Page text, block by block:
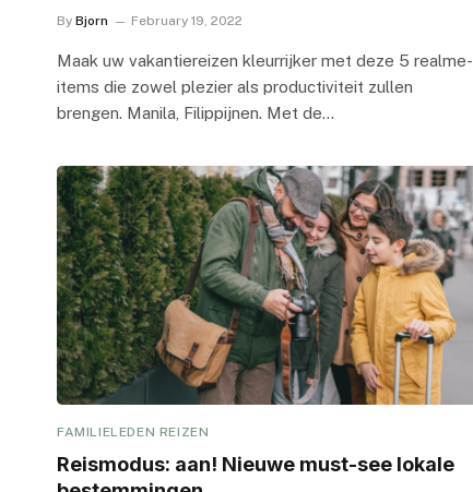
By Bjorn February 19, 2022
Maak uw vakantiereizen kleurrijker met deze 5 realme-
items die zowel plezier als productiviteit zullen
brengen. Manila, Filippijnen. Met de…
FAMILIELEDEN REIZEN
Reismodus: aan! Nieuwe must-see lokale